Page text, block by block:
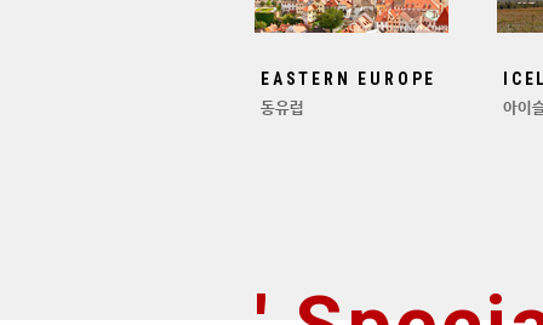
EASTERN EUROPE
동유럽 아이